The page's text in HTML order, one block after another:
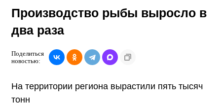
Производство рыбы выросло в
два раза
Поделиться
новостью:
На территории региона вырастили пять тысяч
тонн